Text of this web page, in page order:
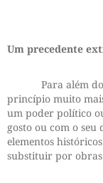
Um precedente
Para além do
princípio muito
um poder político
gosto ou com o
elementos
substituir por